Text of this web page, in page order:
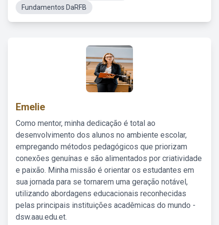
Fundamentos DaRFB
Emelie
Como mentor, minha dedicação é total ao
desenvolvimento dos alunos no ambiente escolar,
empregando métodos pedagógicos que priorizam
conexões genuínas e são alimentados por criatividade
e paixão. Minha missão é orientar os estudantes em
sua jornada para se tornarem uma geração notável,
utilizando abordagens educacionais reconhecidas
pelas principais instituições acadêmicas do mundo -
dsw.aau.edu.et.